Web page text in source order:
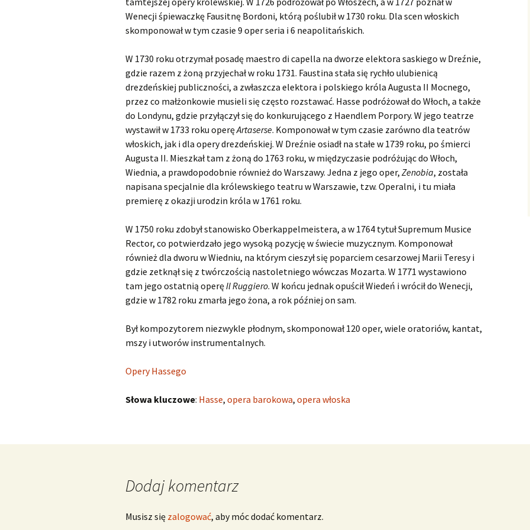
Ariodante
Miłość
czyli
Operze
Arminio
Atalanta
Belshazzar
Berenice, Regina
d’Egitto
Comus
Daphne
Ezio
Faramondo
Flavio, Rè de‘Longobardi
Gliwicach
Bo to
czyli
w
Orfeusz
Sèvres,
Tirsi e Clori Tirsi e
La serva padrona La serva
Co nas
Purcell,
Queen”
The Tempest The
Operze
Hippolyte et Aricie Fedra
na
Naïs –
I znów
Platée Platée
Platea
Pygmalion
Małe
Scarlatti Domenico Opery Domenica
Scarlattiego
Tolomeo e Alessandro
Scarlatti
Vinci Leonardo Opery Vinciego Gismondo, Re di Polonia
Upadek
rzeczy
Semiramide riconosciuta
–
Vivaldi Antonio Opery i oratoria
Vivaldiego
Farnace
Juditha triumphans Juditha
Judyta,
Judyta i
Nesi Mary-Ellen
Sabata Xavier
Wenecji śpiewaczkę Fausitnę Bordoni, którą poślubił w 1730 roku. Dla scen włoskich
skomponował w tym czasie 9 oper seria i 6 neapolitańskich.
W 1730 roku otrzymał posadę maestro di capella na dworze elektora saskiego w Dreźnie,
gdzie razem z żoną przyjechał w roku 1731. Faustina stała się rychło ulubienicą
drezdeńskiej publiczności, a zwłaszcza elektora i polskiego króla Augusta II Mocnego,
przez co małżonkowie musieli się często rozstawać. Hasse podróżował do Włoch, a także
do Londynu, gdzie przyłączył się do konkurującego z Haendlem Porpory. W jego teatrze
wystawił w 1733 roku operęArtaserse. Komponował w tym czasie zarówno dla teatrów
włoskich, jak i dla opery drezdeńskiej. W Dreźnie osiadł na stałe w 1739 roku, po śmierci
Augusta II. Mieszkał tam z żoną do 1763 roku, w międzyczasie podróżując do Włoch,
Wiednia, a prawdopodobnie również do Warszawy. Jedna z jego oper, Zenobia, została
napisana specjalnie dla królewskiego teatru w Warszawie, tzw. Operalni, i tu miała
premierę z okazji urodzin króla w 1761 roku.
W 1750 roku zdobył stanowisko Oberkappelmeistera, a w 1764 tytuł Supremum Musice
Rector, co potwierdzało jego wysoką pozycję w świecie muzycznym. Komponował
również dla dworu w Wiedniu, na którym cieszył się poparciem cesarzowej Marii Teresy i
gdzie zetknął się z twórczością nastoletniego wówczas Mozarta. W 1771 wystawiono
tam jego ostatnią operęIl Ruggiero. W końcu jednak opuścił Wiedeń i wrócił do Wenecji,
gdzie w 1782 roku zmarła jego żona, a rok później on sam.
Był kompozytorem niezwykle płodnym, skomponował 120 oper, wiele oratoriów, kantat,
mszy i utworów instrumentalnych.
Opery Hassego
Słowa kluczowe: Hasse, opera barokowa, opera włoska
Dodaj komentarz
Musisz się zalogować, aby móc dodać komentarz.